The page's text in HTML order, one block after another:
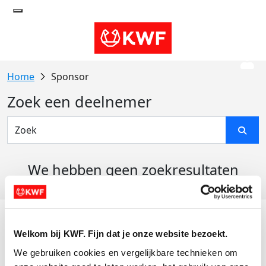
Welkom bij KWF. Fijn dat je onze website bezoekt.
We gebruiken cookies en vergelijkbare technieken om
Sponsor
Zoek een deelnemer
We hebben geen zoekresultaten
Actiematerialen
Evenementen